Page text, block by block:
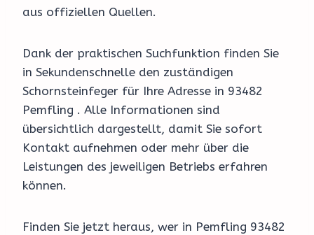
aus offiziellen Quellen.
Dank der praktischen Suchfunktion finden Sie
in Sekundenschnelle den zuständigen
Schornsteinfeger für Ihre Adresse in 93482
Pemfling . Alle Informationen sind
übersichtlich dargestellt, damit Sie sofort
Kontakt aufnehmen oder mehr über die
Leistungen des jeweiligen Betriebs erfahren
können.
Finden Sie jetzt heraus, wer in Pemfling 93482